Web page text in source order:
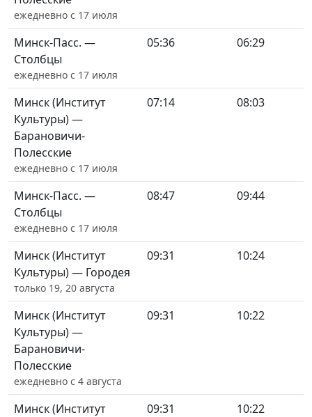
ежедневно с 17 июля
Минск-Пасс. —
Столбцы
ежедневно с 17 июля
05:36 06:29
Минск (Институт
Культуры) —
Барановичи-
Полесские
ежедневно с 17 июля
07:14 08:03
Минск-Пасс. —
Столбцы
ежедневно с 17 июля
08:47 09:44
Минск (Институт
Культуры) — Городея
только 19, 20 августа
09:31 10:24
Минск (Институт
Культуры) —
Барановичи-
Полесские
ежедневно с 4 августа
09:31 10:22
Минск (Институт
09:31 10:22